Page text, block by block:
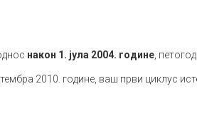
након 1. јула 2004. године ,
2010. године, ваш први циклус